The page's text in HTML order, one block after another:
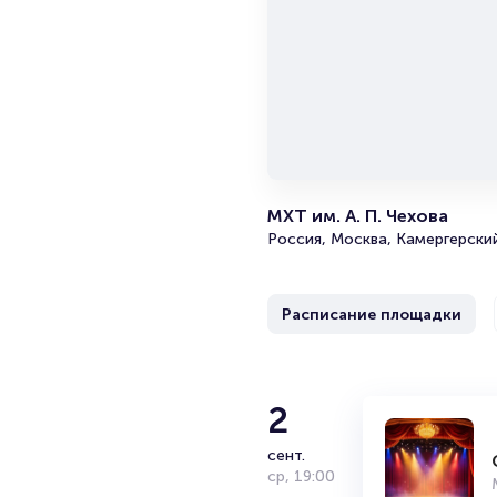
МХТ им. А. П. Чехова
Россия, Москва,
Расписание площадки
2
сент.
ср, 19:00
Спектакль
МХТ им. А. П.
16+ 2 часа
2
сент.
ср, 19:00